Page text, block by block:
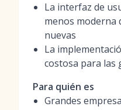
La interfaz de
menos moderna
nuevas
La
costosa para las
Para quién es
Grandes